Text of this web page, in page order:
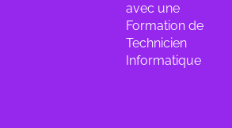
avec une
Formation de
Technicien
Informatique